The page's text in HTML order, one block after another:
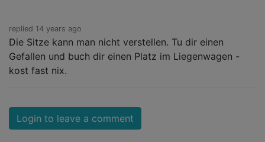
replied 14 years ago
Die Sitze kann man nicht verstellen. Tu dir einen
Gefallen und buch dir einen Platz im Liegenwagen -
kost fast nix.
Login to leave a comment